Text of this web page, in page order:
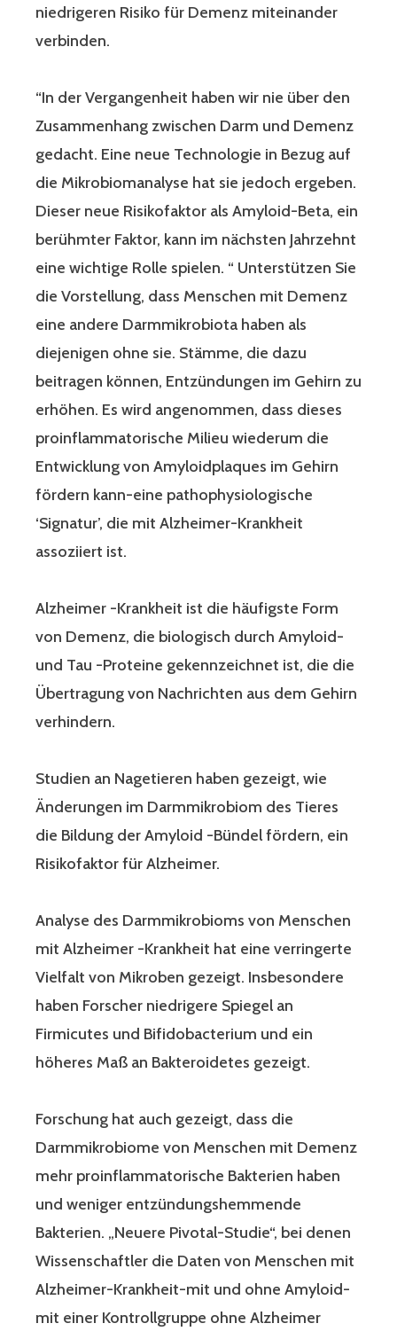
niedrigeren Risiko für Demenz miteinander
verbinden.
“In der Vergangenheit haben wir nie über den
Zusammenhang zwischen Darm und Demenz
gedacht. Eine neue Technologie in Bezug auf
die Mikrobiomanalyse hat sie jedoch ergeben.
Dieser neue Risikofaktor als Amyloid-Beta, ein
berühmter Faktor, kann im nächsten Jahrzehnt
eine wichtige Rolle spielen. “ Unterstützen Sie
die Vorstellung, dass Menschen mit Demenz
eine andere Darmmikrobiota haben als
diejenigen ohne sie. Stämme, die dazu
beitragen können, Entzündungen im Gehirn zu
erhöhen. Es wird angenommen, dass dieses
proinflammatorische Milieu wiederum die
Entwicklung von Amyloidplaques im Gehirn
fördern kann-eine pathophysiologische
‘Signatur’, die mit Alzheimer-Krankheit
assoziiert ist.
Alzheimer -Krankheit ist die häufigste Form
von Demenz, die biologisch durch Amyloid-
und Tau -Proteine ​​gekennzeichnet ist, die die
Übertragung von Nachrichten aus dem Gehirn
verhindern.
Studien an Nagetieren haben gezeigt, wie
Änderungen im Darmmikrobiom des Tieres
die Bildung der Amyloid -Bündel fördern, ein
Risikofaktor für Alzheimer.
Analyse des Darmmikrobioms von Menschen
mit Alzheimer -Krankheit hat eine verringerte
Vielfalt von Mikroben gezeigt. Insbesondere
haben Forscher niedrigere Spiegel an
Firmicutes und Bifidobacterium und ein
höheres Maß an Bakteroidetes gezeigt.
Forschung hat auch gezeigt, dass die
Darmmikrobiome von Menschen mit Demenz
mehr proinflammatorische Bakterien haben
und weniger entzündungshemmende
Bakterien. „Neuere Pivotal-Studie“, bei denen
Wissenschaftler die Daten von Menschen mit
Alzheimer-Krankheit-mit und ohne Amyloid-
mit einer Kontrollgruppe ohne Alzheimer